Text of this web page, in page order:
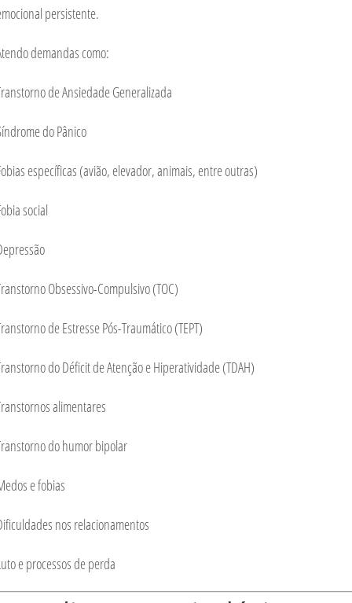
persistente.
demandas como:
de Ansiedade Generalizada
do Pânico
específicas (avião, elevador, animais, entre outras)
social
Obsessivo-Compulsivo (TOC)
de Estresse Pós-Traumático (TEPT)
do Déficit de Atenção e Hiperatividade (TDAH)
alimentares
do humor bipolar
e fobias
nos relacionamentos
e processos de perda